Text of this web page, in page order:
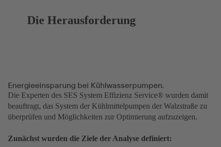
Die Herausforderung
Energieeinsparung bei Kühlwasserpumpen.
Die Experten des SES System Effizienz Service® wurden damit
beauftragt, das System der Kühlmittelpumpen der Walzstraße zu
überprüfen und Möglichkeiten zur Optimierung aufzuzeigen.
Zunächst wurden die Ziele der Analyse definiert: